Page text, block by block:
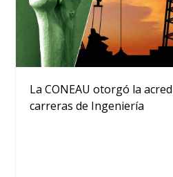
La CONEAU otorgó la
carreras de Ingeniería